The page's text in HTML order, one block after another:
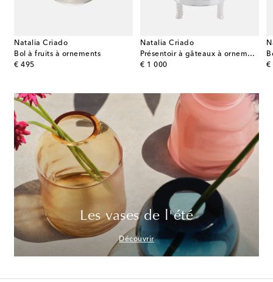
Natalia Criado
Bol à fruits à ornements
€ 495
original price
Natalia Criado
Présentoir à gâteaux à ornements
€ 1 000
original price €
Les vases de l'été
Découvrir